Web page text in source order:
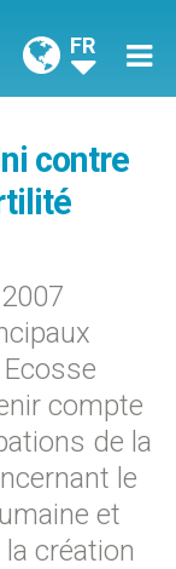
FR
contre
compte
de la
le
et
la création